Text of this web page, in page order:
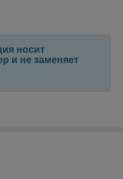
носит
и не заменяет